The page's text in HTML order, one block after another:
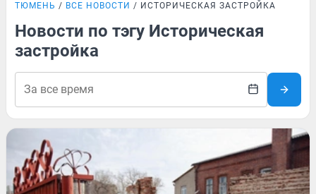
ТЮМЕНЬ ВСЕ НОВОСТИ ИСТОРИЧЕСКАЯ ЗАСТРОЙКА
Новости по тэгу Историческая
застройка